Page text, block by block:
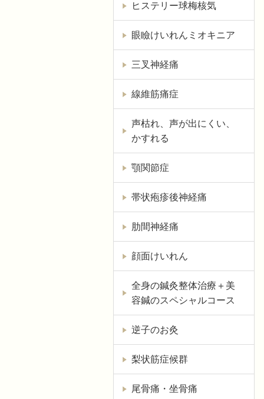
ヒステリー球梅核気
眼瞼けいれんミオキニア
三叉神経痛
線維筋痛症
声枯れ、声が出にくい、
かすれる
顎関節症
帯状疱疹後神経痛
肋間神経痛
顔面けいれん
全身の鍼灸整体治療＋美
容鍼のスペシャルコース
逆子のお灸
梨状筋症候群
尾骨痛・坐骨痛